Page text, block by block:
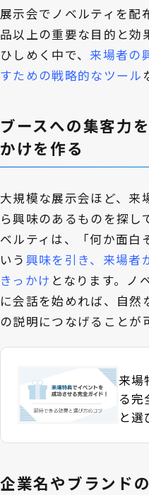
展示会でノベルティを配
品以上の重要な目的と効
ひしめく中で、 来場者の
すための戦略的なツール
ブースへの集客力
かけを作る
大規模な展示会ほど、来
ら興味のあるものを探し
ベルティは、「何か面白
いう 興味を引き、来場者
きっかけ となります。ノ
に会話を始めれば、自然
の説明につなげることが
来場
る完
と選
企業名やブランド